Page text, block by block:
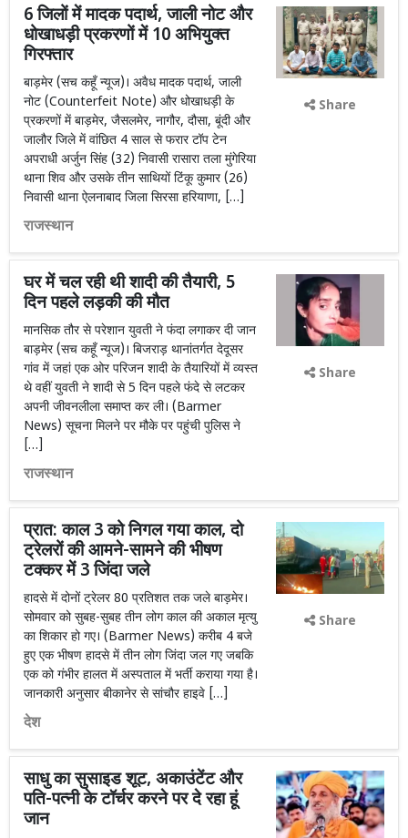
6 जिलों में मादक पदार्थ, जाली नोट और
धोखाधड़ी प्रकरणों में 10 अभियुक्त
गिरफ्तार
बाड़मेर (सच कहूँ न्यूज)। अवैध मादक पदार्थ, जाली
नोट (Counterfeit Note) और धोखाधड़ी के
प्रकरणों में बाड़मेर, जैसलमेर, नागौर, दौसा, बूंदी और
जालौर जिले में वांछित 4 साल से फरार टॉप टेन
अपराधी अर्जुन सिंह (32) निवासी रासारा तला मुंगेरिया
थाना शिव और उसके तीन साथियों टिंकू कुमार (26)
निवासी थाना ऐलनाबाद जिला सिरसा हरियाणा, […]
राजस्थान
Share
घर में चल रही थी शादी की तैयारी, 5
दिन पहले लड़की की मौत
मानसिक तौर से परेशान युवती ने फंदा लगाकर दी जान
बाड़मेर (सच कहूँ न्यूज)। बिजराड़ थानांतर्गत देदूसर
गांव में जहां एक ओर परिजन शादी के तैयारियों में व्यस्त
थे वहीं युवती ने शादी से 5 दिन पहले फंदे से लटकर
अपनी जीवनलीला समाप्त कर ली। (Barmer
News) सूचना मिलने पर मौके पर पहुंची पुलिस ने
[…]
राजस्थान
Share
प्रात: काल 3 को निगल गया काल, दो
ट्रेलरों की आमने-सामने की भीषण
टक्कर में 3 जिंदा जले
हादसे में दोनों ट्रेलर 80 प्रतिशत तक जले बाड़मेर।
सोमवार को सुबह-सुबह तीन लोग काल की अकाल मृत्यु
का शिकार हो गए। (Barmer News) करीब 4 बजे
हुए एक भीषण हादसे में तीन लोग जिंदा जल गए जबकि
एक को गंभीर हालत में अस्पताल में भर्ती कराया गया है।
जानकारी अनुसार बीकानेर से सांचौर हाइवे […]
देश
Share
साधु का सुसाइड शूट, अकाउंटेंट और
पति-पत्नी के टॉर्चर करने पर दे रहा हूं
जान